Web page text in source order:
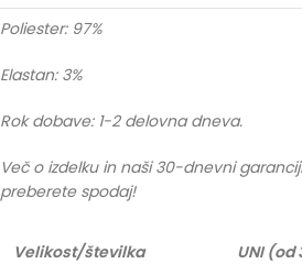
Poliester: 97%
Elastan: 3%
Rok dobave: 1-2 delovna dneva.
Več o izdelku in naši 30-dnevni
preberete spodaj!
Velikost/številka UNI (od